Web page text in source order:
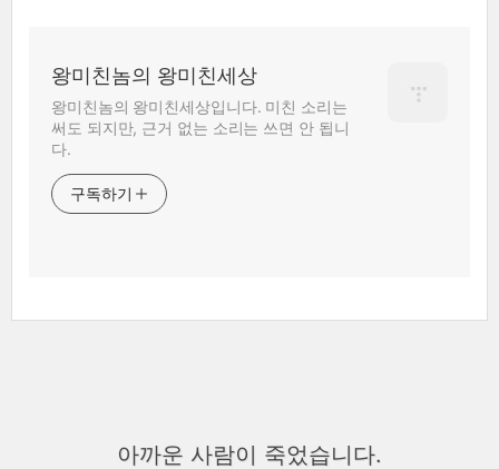
왕미친놈의 왕미친세상
왕미친놈의 왕미친세상입니다. 미친 소리는
써도 되지만, 근거 없는 소리는 쓰면 안 됩니
다.
구독하기
아까운 사람이 죽었습니다.